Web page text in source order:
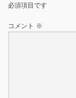
必須項目です
コメント ※